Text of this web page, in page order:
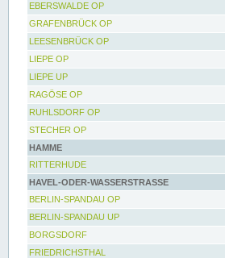
EBERSWALDE OP
GRAFENBRÜCK OP
LEESENBRÜCK OP
LIEPE OP
LIEPE UP
RAGÖSE OP
RUHLSDORF OP
STECHER OP
HAMME
RITTERHUDE
HAVEL-ODER-WASSERSTRASSE
BERLIN-SPANDAU OP
BERLIN-SPANDAU UP
BORGSDORF
FRIEDRICHSTHAL